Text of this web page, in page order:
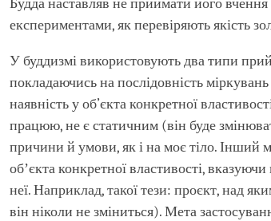
Будда наставляв не приймати його вчення
експериментами, як перевіряють якість
У буддизмі використовують два типи
покладаючись на послідовність
наявність у об’єкта конкретної
працюю, не є статичним (він буде
причини й умови, як і на моє тіло. Інший
обʼєкта конкретної властивості,
неї. Наприклад, такої тези: проєкт, над
він ніколи не зміниться). Мета